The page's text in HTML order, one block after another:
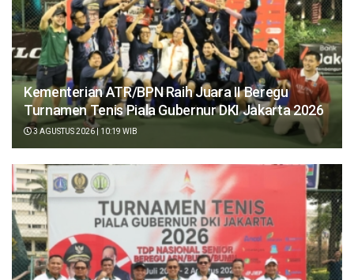
Kementerian ATR/BPN Raih Juara II Beregu
Turnamen Tenis Piala Gubernur DKI Jakarta 2026
3 AGUSTUS 2026 | 10:19 WIB